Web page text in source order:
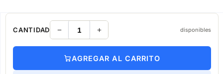
CANTIDAD disponibles
AGREGAR AL CARRITO